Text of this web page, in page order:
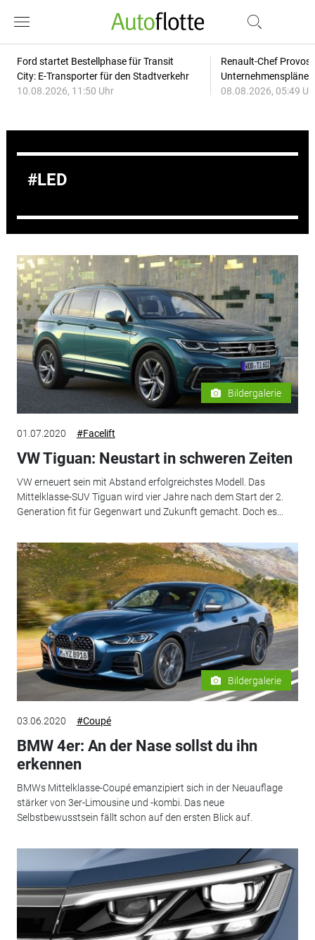
Ford startet Bestellphase für Transit
City: E-Transporter für den Stadtverkehr
10.08.2026, 11:50 Uhr
Renault-Chef
08.08.2026, 05:49
LED
Bildergalerie
01.07.2020 #Facelift
VW Tiguan: Neustart in schweren Zeiten
VW erneuert sein mit Abstand erfolgreichstes Modell. Das
Mittelklasse-SUV Tiguan wird vier Jahre nach dem Start der 2.
Generation fit für Gegenwart und Zukunft gemacht. Doch es...
Bildergalerie
03.06.2020 #Coupé
BMW 4er: An der Nase sollst du ihn
erkennen
BMWs Mittelklasse-Coupé emanzipiert sich in der Neuauflage
stärker von 3er-Limousine und -kombi. Das neue
Selbstbewusstsein fällt schon auf den ersten Blick auf.